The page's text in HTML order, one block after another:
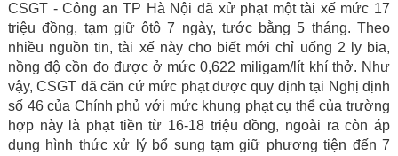
CSGT - Công an TP Hà Nội đã xử phạt một tài xế mức 17
triệu đồng, tạm giữ ôtô 7 ngày, tước bằng 5 tháng. Theo
nhiều nguồn tin, tài xế này cho biết mới chỉ uống 2 ly bia,
nồng độ cồn đo được ở mức 0,622 miligam/lít khí thở. Như
vậy, CSGT đã căn cứ mức phạt được quy định tại Nghị định
số 46 của Chính phủ với mức khung phạt cụ thể của trường
hợp này là phạt tiền từ 16-18 triệu đồng, ngoài ra còn áp
dụng hình thức xử lý bổ sung tạm giữ phương tiện đến 7